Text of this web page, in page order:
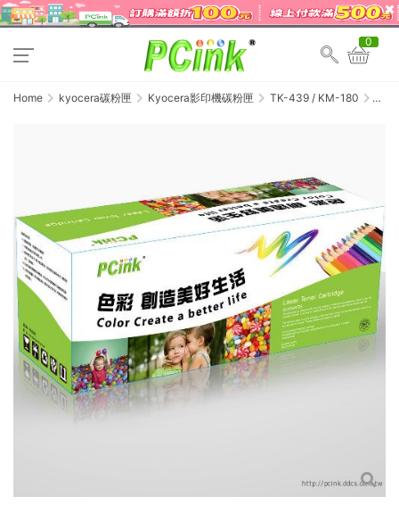
0
Home kyocera碳粉匣 Kyocera影印機碳粉匣
TK-439 / KM-180
TK439